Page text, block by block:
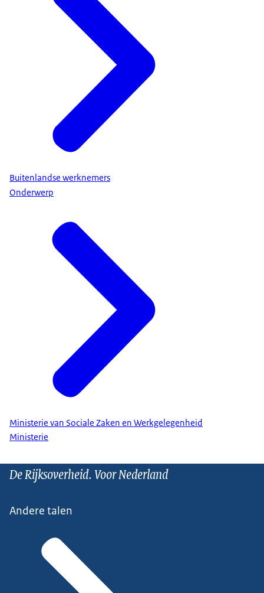
Buitenlandse werknemers
Onderwerp
Ministerie van Sociale Zaken en Werkgelegenheid
Ministerie
De Rijksoverheid. Voor Nederland
Andere talen